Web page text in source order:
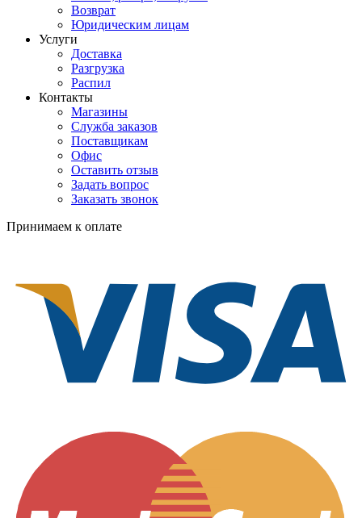
Возврат
Юридическим лицам
Услуги
Доставка
Разгрузка
Распил
Контакты
Магазины
Служба заказов
Поставщикам
Офис
Оставить отзыв
Задать вопрос
Заказать звонок
Принимаем к оплате